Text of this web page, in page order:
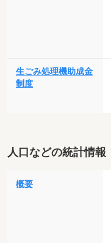
生ごみ処理機助成金
制度
人口などの統計情報
概要